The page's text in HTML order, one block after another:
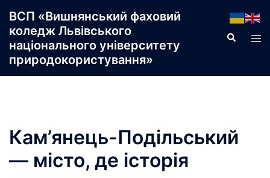
до
вмісту
ВСП «Вишнянський фаховий
коледж Львівського
національного університету
природокористування»
Пошук
Кам’янець-Подільський
— місто, де історія